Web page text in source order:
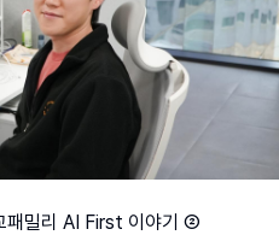
패밀리 AI First 이야기 ②